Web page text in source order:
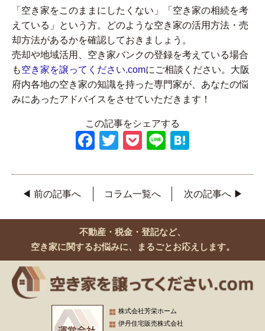
「空き家をこのままにしたくない」「空き家の相続を考
えている」という方。どのような空き家の活用方法・売
却方法があるかを確認しておきましょう。
売却や地域活用、空き家バンクの登録を考えている場合
も空き家を譲ってください.comにご相談ください。大阪
府内各地の空き家の知識を持った専門家が、あなたの悩
みにあったアドバイスをさせていただきます！
この記事をシェアする
Facebook
Twitter
Pocket
Line
◀ 前の記事へ コラム一覧へ 次の記事へ ▶
不動産・税金・登記など、
空き家に関するお悩みに、まるごとお応えします。
株式会社芳栄ホーム
伊丹住宅販売株式会社